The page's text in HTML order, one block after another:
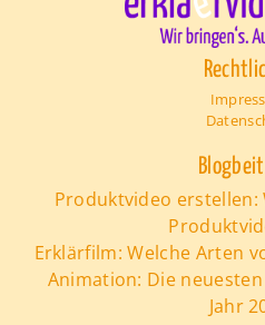
Produktvideo erstellen:
Erklärfilm: Welche Arten
Animation: Die
Jahr